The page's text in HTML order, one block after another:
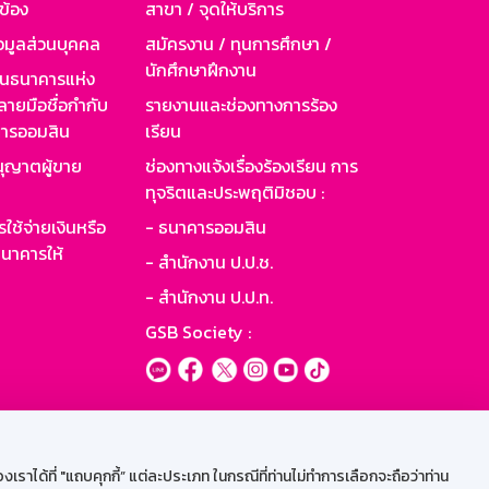
ได้ที่ "แถบคุกกี้” แต่ละประเภท ในกรณีที่ท่านไม่ทำการเลือกจะถือว่าท่าน
อง
มูลส่วนบุคคล
นาคารแห่ง
ายมือชื่อกำกับ
รออมสิน
ญาตผู้ขาย
ช้จ่ายเงินหรือ
คารให้
สาขา / จุดให้บริการ
สมัครงาน / ทุนการศึกษา /
นักศึกษาฝึกงาน
รายงานและช่องทางการร้อง
เรียน
ช่องทางแจ้งเรื่องร้องเรียน การ
ทุจริตและประพฤติมิชอบ :
- ธนาคารออมสิน
- สำนักงาน ป.ป.ช.
- สำนักงาน ป.ป.ท.
GSB Society :